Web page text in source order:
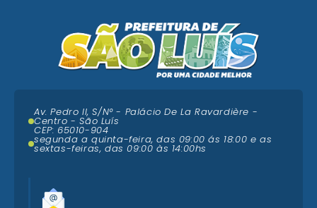
Av. Pedro II, S/N° - Palácio De La Ravardière -
Centro - São Luís
CEP: 65010-904
segunda a quinta-feira, das 09:00 ás 18:00 e as
sextas-feiras, das 09:00 às 14:00hs